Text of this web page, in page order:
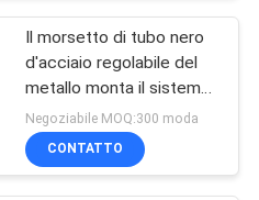
Il morsetto di tubo nero
d'acciaio regolabile del
metallo monta il sistema
flessibile di racking
Negoziabile MOQ:300 moda
CONTATTO